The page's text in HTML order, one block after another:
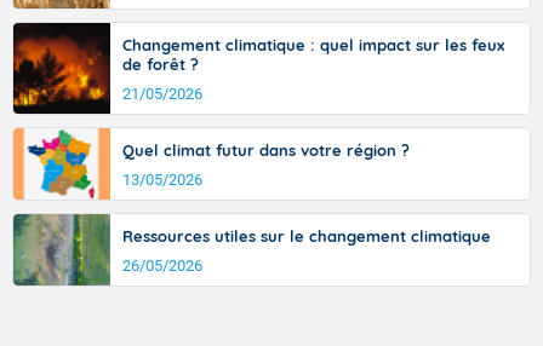
Changement climatique : quel impact sur les feux
de forêt ?
21/05/2026
Quel climat futur dans votre région ?
13/05/2026
Ressources utiles sur le changement climatique
26/05/2026